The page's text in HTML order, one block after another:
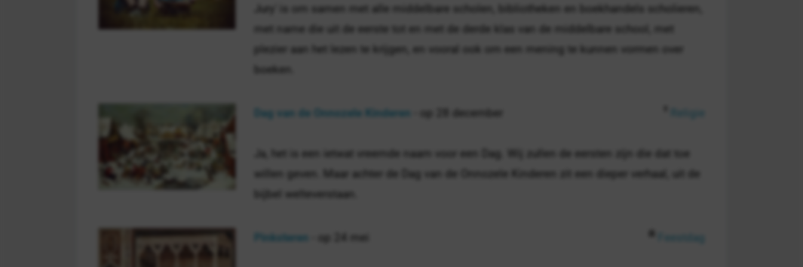
Jury' is om samen met alle middelbare scholen, bibliotheken en boekhandels scholieren,
met name die uit de eerste tot en met de derde klas van de middelbare school, met
plezier aan het lezen te krijgen, en vooral ook om een mening te kunnen vormen over
boeken.
Dag van de Onnozele Kinderen - op 28 december
Ja, het is een ietwat vreemde naam voor een Dag. Wij zullen de eersten zijn die dat toe
willen geven. Maar achter de Dag van de Onnozele Kinderen zit een dieper verhaal, uit de
bijbel welteverstaan.
Pinksteren - op 24 mei Feestdag